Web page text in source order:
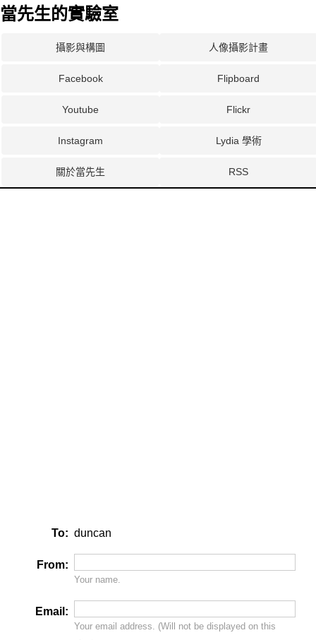
當先生的實驗室
攝影與構圖 人像攝影計畫
Facebook Flipboard
Youtube Flickr
Instagram Lydia 學術
關於當先生 RSS
To: duncan
From:
Your name.
Email:
Your email address. (Will notbe displayed on this